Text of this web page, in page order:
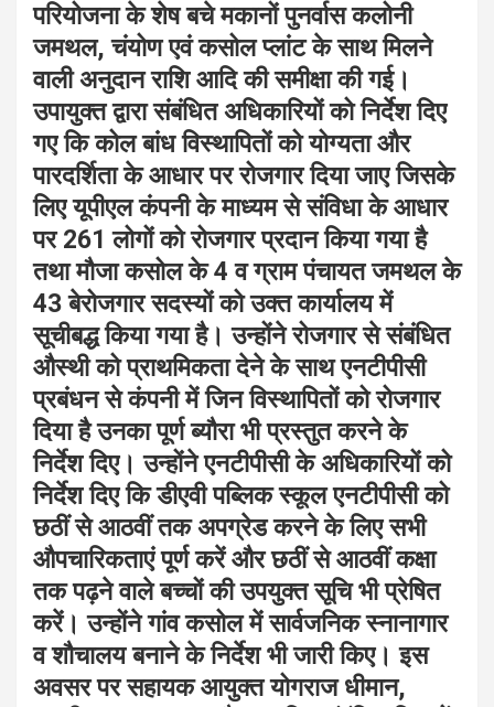
परियोजना के शेष बचे मकानों पुनर्वास कलोनी
जमथल, चंयोण एवं कसोल प्लांट के साथ मिलने
वाली अनुदान राशि आदि की समीक्षा की गई।
उपायुक्त द्वारा संबंधित अधिकारियों को निर्देश दिए
गए कि कोल बांध विस्थापितों को योग्यता और
पारदर्शिता के आधार पर रोजगार दिया जाए जिसके
लिए यूपीएल कंपनी के माध्यम से संविधा के आधार
पर 261 लोगों को रोजगार प्रदान किया गया है
तथा मौजा कसोल के 4 व ग्राम पंचायत जमथल के
43 बेरोजगार सदस्यों को उक्त कार्यालय में
सूचीबद्ध किया गया है। उन्होंने रोजगार से संबंधित
औस्थी को प्राथमिकता देने के साथ एनटीपीसी
प्रबंधन से कंपनी में जिन विस्थापितों को रोजगार
दिया है उनका पूर्ण ब्यौरा भी प्रस्तुत करने के
निर्देश दिए।उन्होंने एनटीपीसी के अधिकारियों को
निर्देश दिए कि डीएवी पब्लिक स्कूल एनटीपीसी को
छठीं से आठवीं तक अपग्रेड करने के लिए सभी
औपचारिकताएं पूर्ण करें और छठीं से आठवीं कक्षा
तक पढ़ने वाले बच्चों की उपयुक्त सूचि भी प्रेषित
करें। उन्होंने गांव कसोल में सार्वजनिक स्नानागार
व शौचालय बनाने के निर्देश भी जारी किए। इस
अवसर पर सहायक आयुक्त योगराज धीमान,